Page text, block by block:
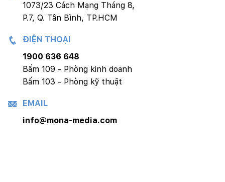
1073/23 Cách Mạng Tháng 8,
P.7, Q. Tân Bình, TP.HCM
ĐIỆN THOẠI
1900 636 648
Bấm 109 - Phòng kinh doanh
Bấm 103 - Phòng kỹ thuật
EMAIL
info@mona-media.com